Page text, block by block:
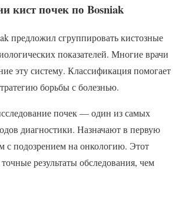
кист почек по Bosniak
предложил сгруппировать кистозные
показателей. Многие врачи
эту систему. Классификация помогает
борьбы с болезнью.
почек — один из самых
диагностики. Назначают в первую
с подозрением на онкологию. Этот
результаты обследования, чем